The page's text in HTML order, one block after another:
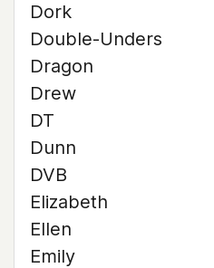
Dork
Double-Unders
Dragon
Drew
DT
Dunn
DVB
Elizabeth
Ellen
Emily